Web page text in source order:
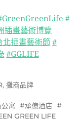
#
插畫藝術博覽
北插畫藝術節 #
#GGLIFE
, 攤商品牌
寓
承億酒店
GREEN LIFE